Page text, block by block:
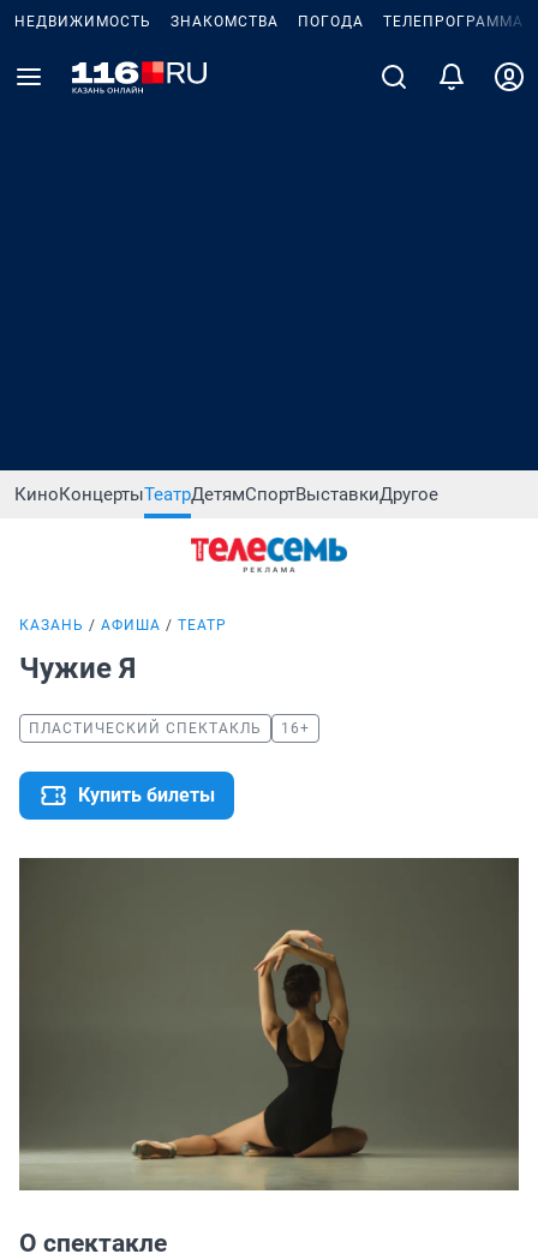
НЕДВИЖИМОСТЬ ЗНАКОМСТВА ПОГОДА ТЕЛЕПРОГРАММА
КиноКонцертыТеатрДетямСпортВыставкиДругое
КАЗАНЬ АФИША ТЕАТР
Чужие Я
ПЛАСТИЧЕСКИЙ СПЕКТАКЛЬ 16+
Купить билеты
О спектакле